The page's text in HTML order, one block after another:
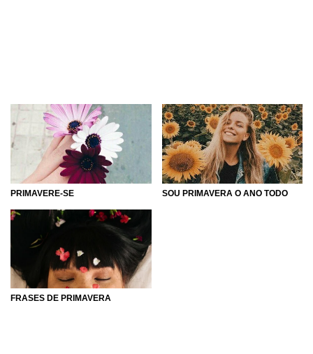
PRIMAVERE-SE SOU PRIMAVERA O ANO TODO
FRASES DE PRIMAVERA